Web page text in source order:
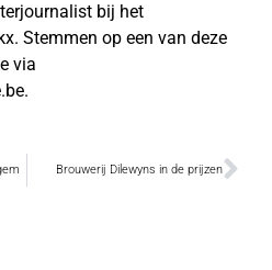
bij het
Stemmen op een van deze
via
Brouwerij Dilewyns in de prijzen